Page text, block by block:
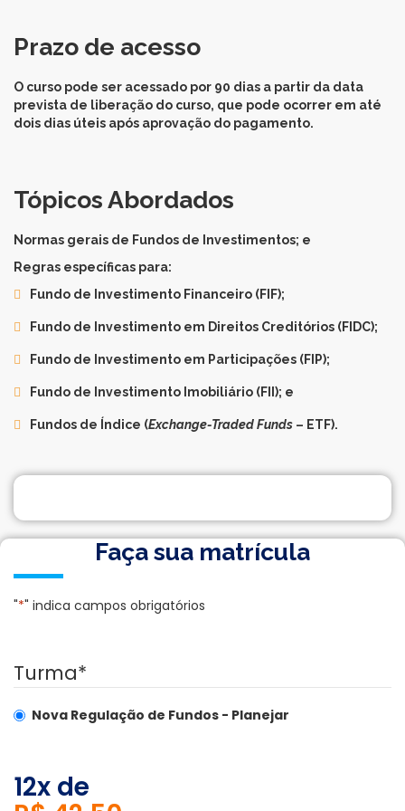
Prazo de acesso
O curso pode ser acessado por 90 dias a partir da data
prevista de liberação do curso, que pode ocorrer em até
dois dias úteis após aprovação do pagamento.
Tópicos Abordados
Normas gerais de Fundos de Investimentos; e
Regras específicas para:
Fundo de Investimento Financeiro (FIF);
Fundo de Investimento em Direitos Creditórios (FIDC);
Fundo de Investimento em Participações (FIP);
Fundo de Investimento Imobiliário (FII); e
Fundos de Índice (Exchange-Traded Funds – ETF).
Faça sua matrícula
"*" indica campos obrigatórios
Turma*
Nova Regulação de Fundos - Planejar
12x de